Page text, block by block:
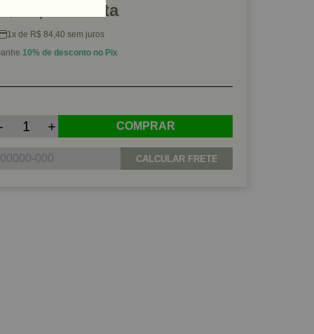
R$ 84,40 à vista
1x de R$ 84,40 sem juros
10% de desconto no Pix
- + COMPRAR
CALCULAR FRETE